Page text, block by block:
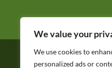
We value your
We use cookies to
personalized ads or